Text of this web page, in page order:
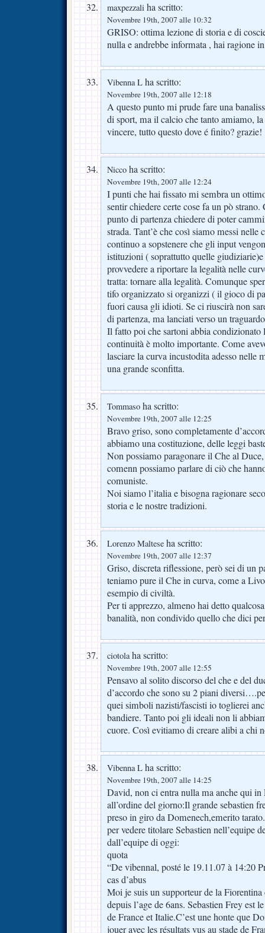
maxpezzali ha scritto:
Novembre 19th, 2007 alle 10:32
GRISO: ottima lezione di storia e di
nulla e andrebbe informata , hai ragione
Vibenna L ha scritto:
Novembre 19th, 2007 alle 12:18
A questo punto mi prude fare una
di sport, ma il calcio che tanto amiamo,
vincere, tutto questo dove é finito? grazie!
Nicco ha scritto:
Novembre 19th, 2007 alle 12:24
I punti che hai fissato mi sembra un
sentir chiedere certe cose fa un pò strano.
punto di partenza chiedere di poter
strada. Tant’è che così siamo messi nelle
continuo a sopstenere che gli input
istituzioni ( soprattutto quelle
provvedere a riportare la legalità nelle
tratta: tornare alla legalità. Comunque
tifo organizzato si organizzi ( il gioco di
fuori causa gli idioti. Se ci riuscirà non
di partenza, ma lanciati verso un
Il fatto poi che sartoni abbia condizionato
continuità è molto importante. Come
lasciare la curva incustodita adesso nelle
una grande sconfitta.
Tommaso ha scritto:
Novembre 19th, 2007 alle 12:25
Bravo griso, sono completamente
abbiamo una costituzione, delle leggi
Non possiamo paragonare il Che al Duce,
comenn possiamo parlare di ciò che
comuniste.
Noi siamo l’italia e bisogna ragionare
storia e le nostre tradizioni.
Lorenzo Maltese ha scritto:
Novembre 19th, 2007 alle 12:37
Griso, discreta riflessione, però sei di un
teniamo pure il Che in curva, come a
esempio di civiltà.
Per ti apprezzo, almeno hai detto
banalità, non condivido quello che dici
ciotolaha scritto:
Novembre 19th, 2007 alle 12:55
Pensavo al solito discorso del che e del
d’accordo che sono su 2 piani
quei simboli nazisti/fascisti io toglierei
bandiere. Tanto poi gli ideali non li
cuore. Così evitiamo di creare alibi a chi
Vibenna L ha scritto:
Novembre 19th, 2007 alle 14:25
David, non ci entra nulla ma anche qui
all’ordine del giorno:Il grande sebastien
preso in giro da Domenech,emerito
per vedere titolare Sebastien nell’equipe
dall’equipe di oggi:
quota
“De vibennal, posté le 19.11.07 à 14:20
cas d’abus
Moi je suis un supporteur de la Fiorentina
depuis l’age de 6ans. Sebastien Frey est
de France et Italie.C’est une honte que
jouer avec les résultats vus au stade de